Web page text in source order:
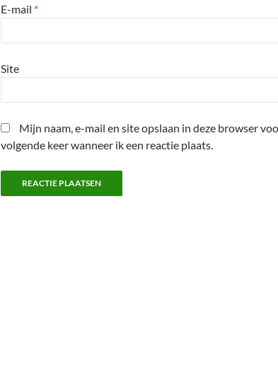
E-mail *
Site
Mijn naam, e-mail en site opslaan in deze browser
volgende keer wanneer ik een reactie plaats.